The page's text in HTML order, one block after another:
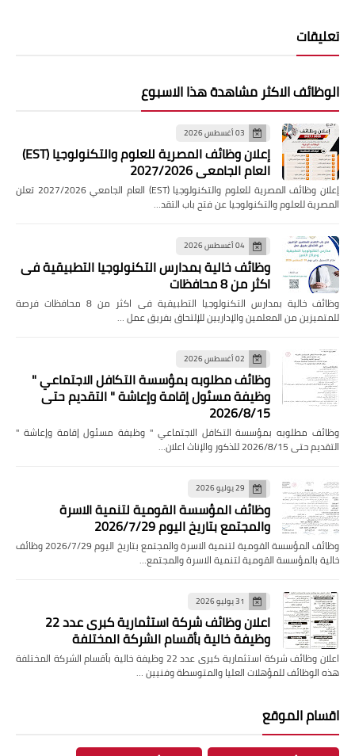
تعليقات
الوظائف الاكثر مشاهدة هذا الاسبوع
03 أغسطس 2026
إعلان وظائف المصرية للعلوم والتكنولوجيا (EST)
العام الجامعي 2027/2026
إعلان وظائف المصرية للعلوم والتكنولوجيا (EST) العام الجامعي 2027/2026 تعلن
المصرية للعلوم والتكنولوجيا عن فتح باب التقد…
04 أغسطس 2026
وظائف خالية بمدارس التكنولوجيا التطبيقية فى
اكثر من 8 محافظات
وظائف خالية بمدارس التكنولوجيا التطبيقية فى اكثر من 8 محافظات فرصة
للمتميزين من المعلمين والإداريين للإلتحاق بفريق عمل …
02 أغسطس 2026
وظائف مطلوبه بمؤسسة التكافل الاجتماعي "
وظيفة مسئول إقامة وإعاشة " التقديم حتى
2026/8/15
وظائف مطلوبه بمؤسسة التكافل الاجتماعي " وظيفة مسئول إقامة وإعاشة "
التقديم حتى 2026/8/15 للذكور والإناث اعلان…
29 يوليو 2026
وظائف المؤسسة القومية لتنمية الاسرة
والمجتمع بتاريخ اليوم 2026/7/29
وظائف المؤسسة القومية لتنمية الاسرة والمجتمع بتاريخ اليوم 2026/7/29 وظائف
خالية بالمؤسسة القومية لتنمية الاسرة والمجتمع…
31 يوليو 2026
اعلان وظائف شركة استثمارية كبرى عدد 22
وظيفة خالية بأقسام الشركة المختلفة
اعلان وظائف شركة استثمارية كبرى عدد 22 وظيفة خالية بأقسام الشركة المختلفة
هذه الوظائف للمؤهلات العليا والمتوسطة وفنيين …
اقسام الموقع